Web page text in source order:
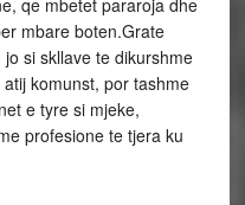
qe mbetet pararoja dhe
mbare boten.Grate
si skllave te dikurshme
komunst, por tashme
e tyre si mjeke,
profesione te tjera ku